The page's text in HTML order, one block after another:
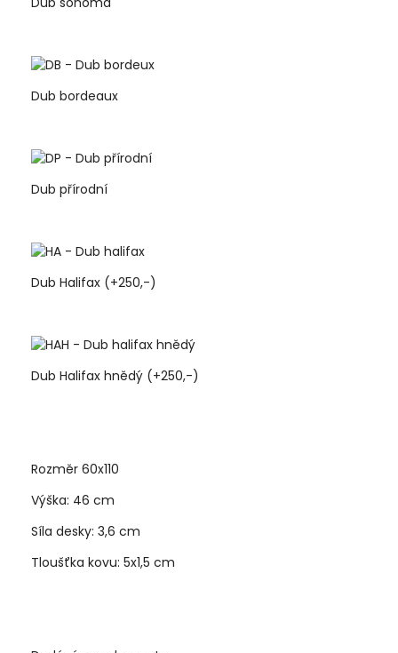
Dub bordeaux
Dub přírodní
Dub Halifax (+250,-)
Dub Halifax hnědý (+250,-)
Rozměr 60x110
Výška: 46 cm
Síla desky: 3,6 cm
Tloušťka kovu: 5x1,5 cm